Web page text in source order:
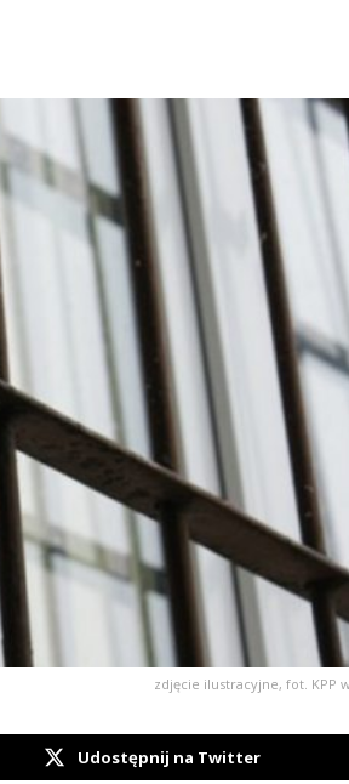
zdjęcie ilustracyjne, fot. KPP
Udostępnij na Twitter